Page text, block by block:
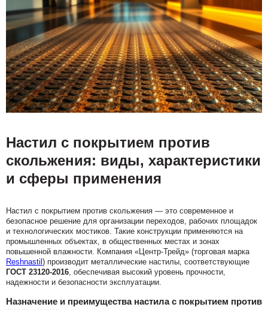
Настил с покрытием против
скольжения: виды, характеристики
и сферы применения
Настил с покрытием против скольжения — это современное и
безопасное решение для организации переходов, рабочих площадок
и технологических мостиков. Такие конструкции применяются на
промышленных объектах, в общественных местах и зонах
повышенной влажности. Компания «Центр-Трейд» (торговая марка
Reshnastil ) производит металлические настилы, соответствующие
ГОСТ 23120-2016, обеспечивая высокий уровень прочности,
надежности и безопасности эксплуатации.
Назначение и преимущества настила с покрытием против